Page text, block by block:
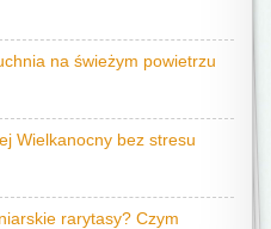
na świeżym powietrzu
Wielkanocny bez stresu
rarytasy? Czym